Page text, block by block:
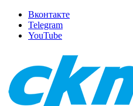
Вконтакте
Telegram
YouTube